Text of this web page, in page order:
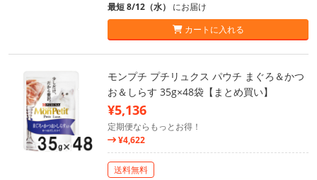
最短 8/12（水） にお届け
カートに入れる
モンプチ プチリュクス パウチ まぐろ＆かつ
お＆しらす 35g×48袋【まとめ買い】
¥5,136
定期便ならもっとお得！
¥4,622
送料無料